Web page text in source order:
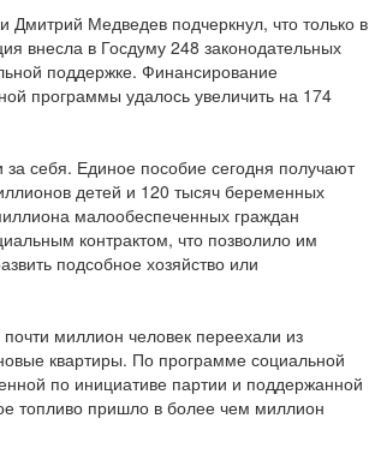
Дмитрий Медведев подчеркнул, что только в
внесла в Госдуму 248 законодательных
поддержке. Финансирование
программы удалось увеличить на 174
себя. Единое пособие сегодня получают
детей и 120 тысяч беременных
малообеспеченных граждан
контрактом, что позволило им
подсобное хозяйство или
миллион человек переехали из
квартиры. По программе социальной
по инициативе партии и поддержанной
топливо пришло в более чем миллион